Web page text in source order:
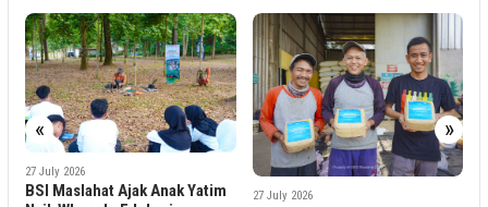
« »
27 July 2026
BSI Maslahat Ajak Anak Yatim
27 July 2026